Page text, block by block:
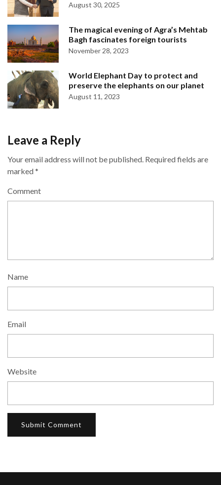
August 30, 2025
The magical evening of Agra’s Mehtab
Bagh fascinates foreign tourists
November 28, 2023
World Elephant Day to protect and
preserve the elephants on our planet
August 11, 2023
Leave a Reply
Your email address will not be published. Required fields are
marked*
Comment
Name
Email
Website